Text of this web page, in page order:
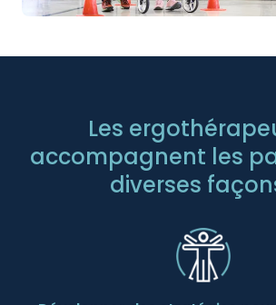
Les
accompagnent les
diverses